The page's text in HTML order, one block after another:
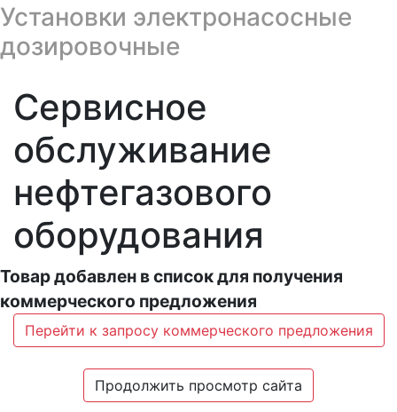
Установки электронасосные
дозировочные
Сервисное
обслуживание
нефтегазового
оборудования
Товар добавлен в список для получения
коммерческого предложения
Перейти к запросу коммерческого предложения
Продолжить просмотр сайта